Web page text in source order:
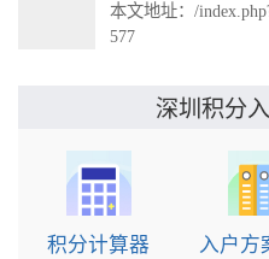
本文地址：/
577
深圳积分
积分计算器 入户方